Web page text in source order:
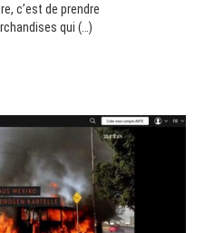
c’est de prendre
qui (…)